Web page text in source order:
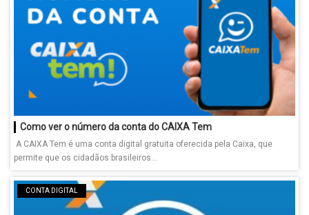
Como ver o número da conta do CAIXA Tem
A CAIXA Tem é uma conta digital gratuita oferecida pela Caixa, que
permite que os cidadãos brasileiros...
CONTA DIGITAL